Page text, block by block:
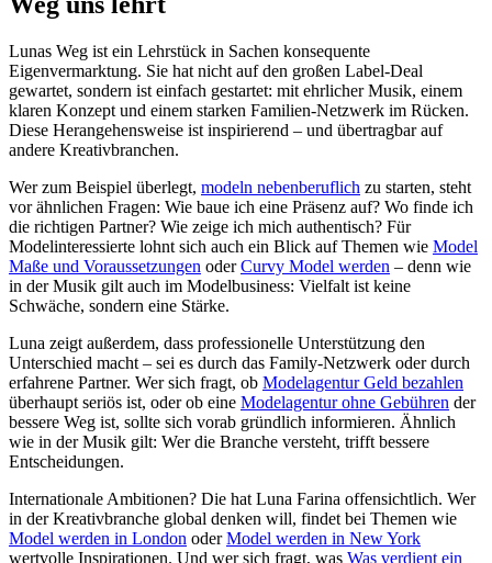
Lunas Weg ist ein Lehrstück in Sachen konsequente
Eigenvermarktung. Sie hat nicht auf den großen Label-Deal
gewartet, sondern ist einfach gestartet: mit ehrlicher Musik, einem
klaren Konzept und einem starken Familien-Netzwerk im Rücken.
Diese Herangehensweise ist inspirierend – und übertragbar auf
andere Kreativbranchen.
Wer zum Beispiel überlegt, modeln nebenberuflich zu starten, steht
vor ähnlichen Fragen: Wie baue ich eine Präsenz auf? Wo finde ich
die richtigen Partner? Wie zeige ich mich authentisch? Für
Modelinteressierte lohnt sich auch ein Blick auf Themen wie Model
Maße und Voraussetzungen oderCurvy Model werden – denn wie
in der Musik gilt auch im Modelbusiness: Vielfalt ist keine
Schwäche, sondern eine Stärke.
Luna zeigt außerdem, dass professionelle Unterstützung den
Unterschied macht – sei es durch das Family-Netzwerk oder durch
erfahrene Partner. Wer sich fragt, ob Modelagentur Geld bezahlen
überhaupt seriös ist, oder ob eine Modelagentur ohne Gebühren der
bessere Weg ist, sollte sich vorab gründlich informieren. Ähnlich
wie in der Musik gilt: Wer die Branche versteht, trifft bessere
Entscheidungen.
Internationale Ambitionen? Die hat Luna Farina offensichtlich. Wer
in der Kreativbranche global denken will, findet bei Themen wie
Model werden in London oderModel werden in New York
wertvolle Inspirationen. Und wer sich fragt, was Was verdient ein